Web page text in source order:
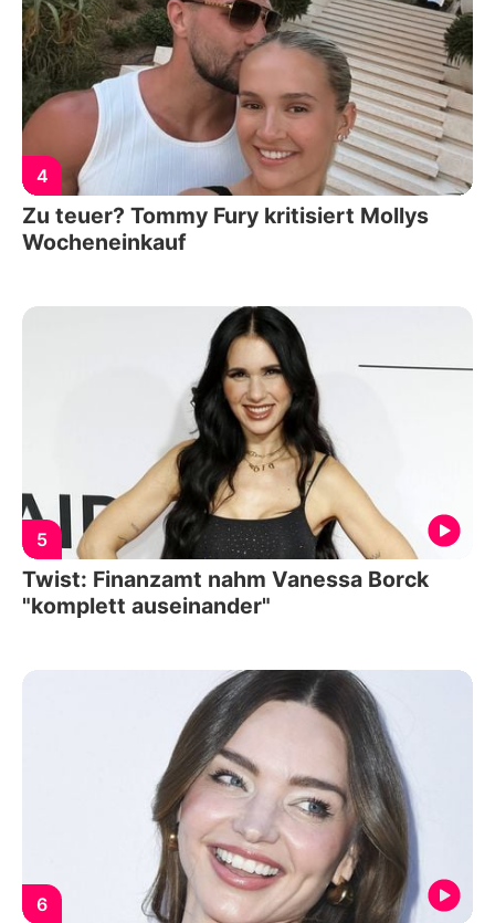
4
Zu teuer? Tommy Fury kritisiert Mollys
Wocheneinkauf
5
Twist: Finanzamt nahm Vanessa Borck
"komplett auseinander"
6